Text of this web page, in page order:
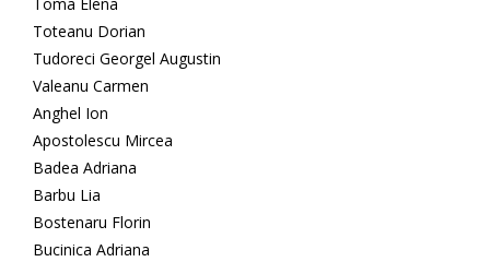
Toteanu Dorian
Tudoreci Georgel Augustin
Valeanu Carmen
Anghel Ion
Apostolescu Mircea
Badea Adriana
Barbu Lia
Bostenaru Florin
Bucinica Adriana